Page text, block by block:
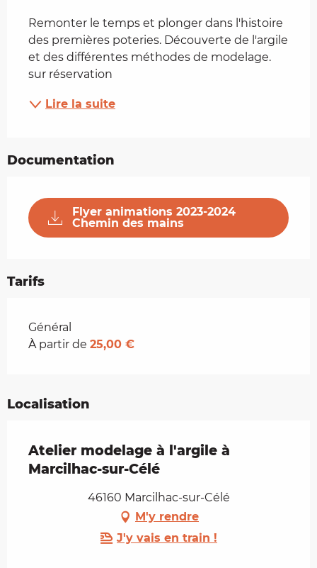
Remonter le temps et plonger dans l'histoire
des premières poteries. Découverte de l'argile
et des différentes méthodes de modelage.
sur réservation
Lire la suite
Documentation
Flyer animations 2023-2024
Chemin des mains
Tarifs
Tarifs 2026
Général
À partir de 25,00 €
Localisation
Atelier modelage à l'argile à
Marcilhac-sur-Célé
46160 Marcilhac-sur-Célé
M'y rendre
J'y vais en train !